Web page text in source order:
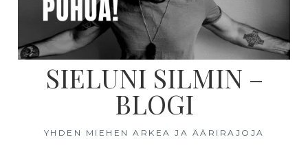
SIELUNI SILMIN –
BLOGI
YHDEN MIEHEN ARKEA JA ÄÄRIRAJOJA